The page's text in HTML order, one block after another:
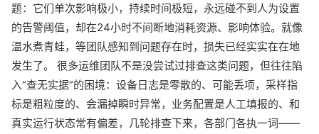
题：它们单次影响极小，持续时间极短，永远碰不到人为设置
的告警阈值，却在24小时不间断地消耗资源、影响体验。就像
温水煮青蛙，等团队感知到问题存在时，损失已经实实在在地
发生了。 很多运维团队不是没尝试过排查这类问题，但往往陷
入“查无实据”的困境：设备日志是零散的、可能丢项，采样指
标是粗粒度的、会漏掉瞬时异常，业务配置是人工填报的、和
真实运行状态常有偏差，几轮排查下来，各部门各执一词——